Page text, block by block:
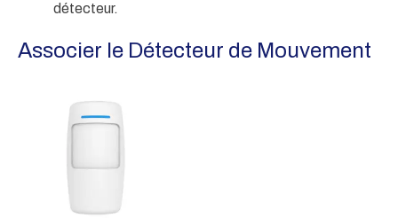
détecteur.
Associer le Détecteur de Mouvement